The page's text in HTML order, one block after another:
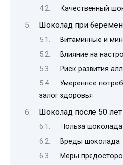
Качественный
Шоколад при
Витаминные и
Влияние на
Риск развития
Умеренное
залог здоровья
Шоколад после 50 лет
Польза шоколада
Вреды шоколада
Меры